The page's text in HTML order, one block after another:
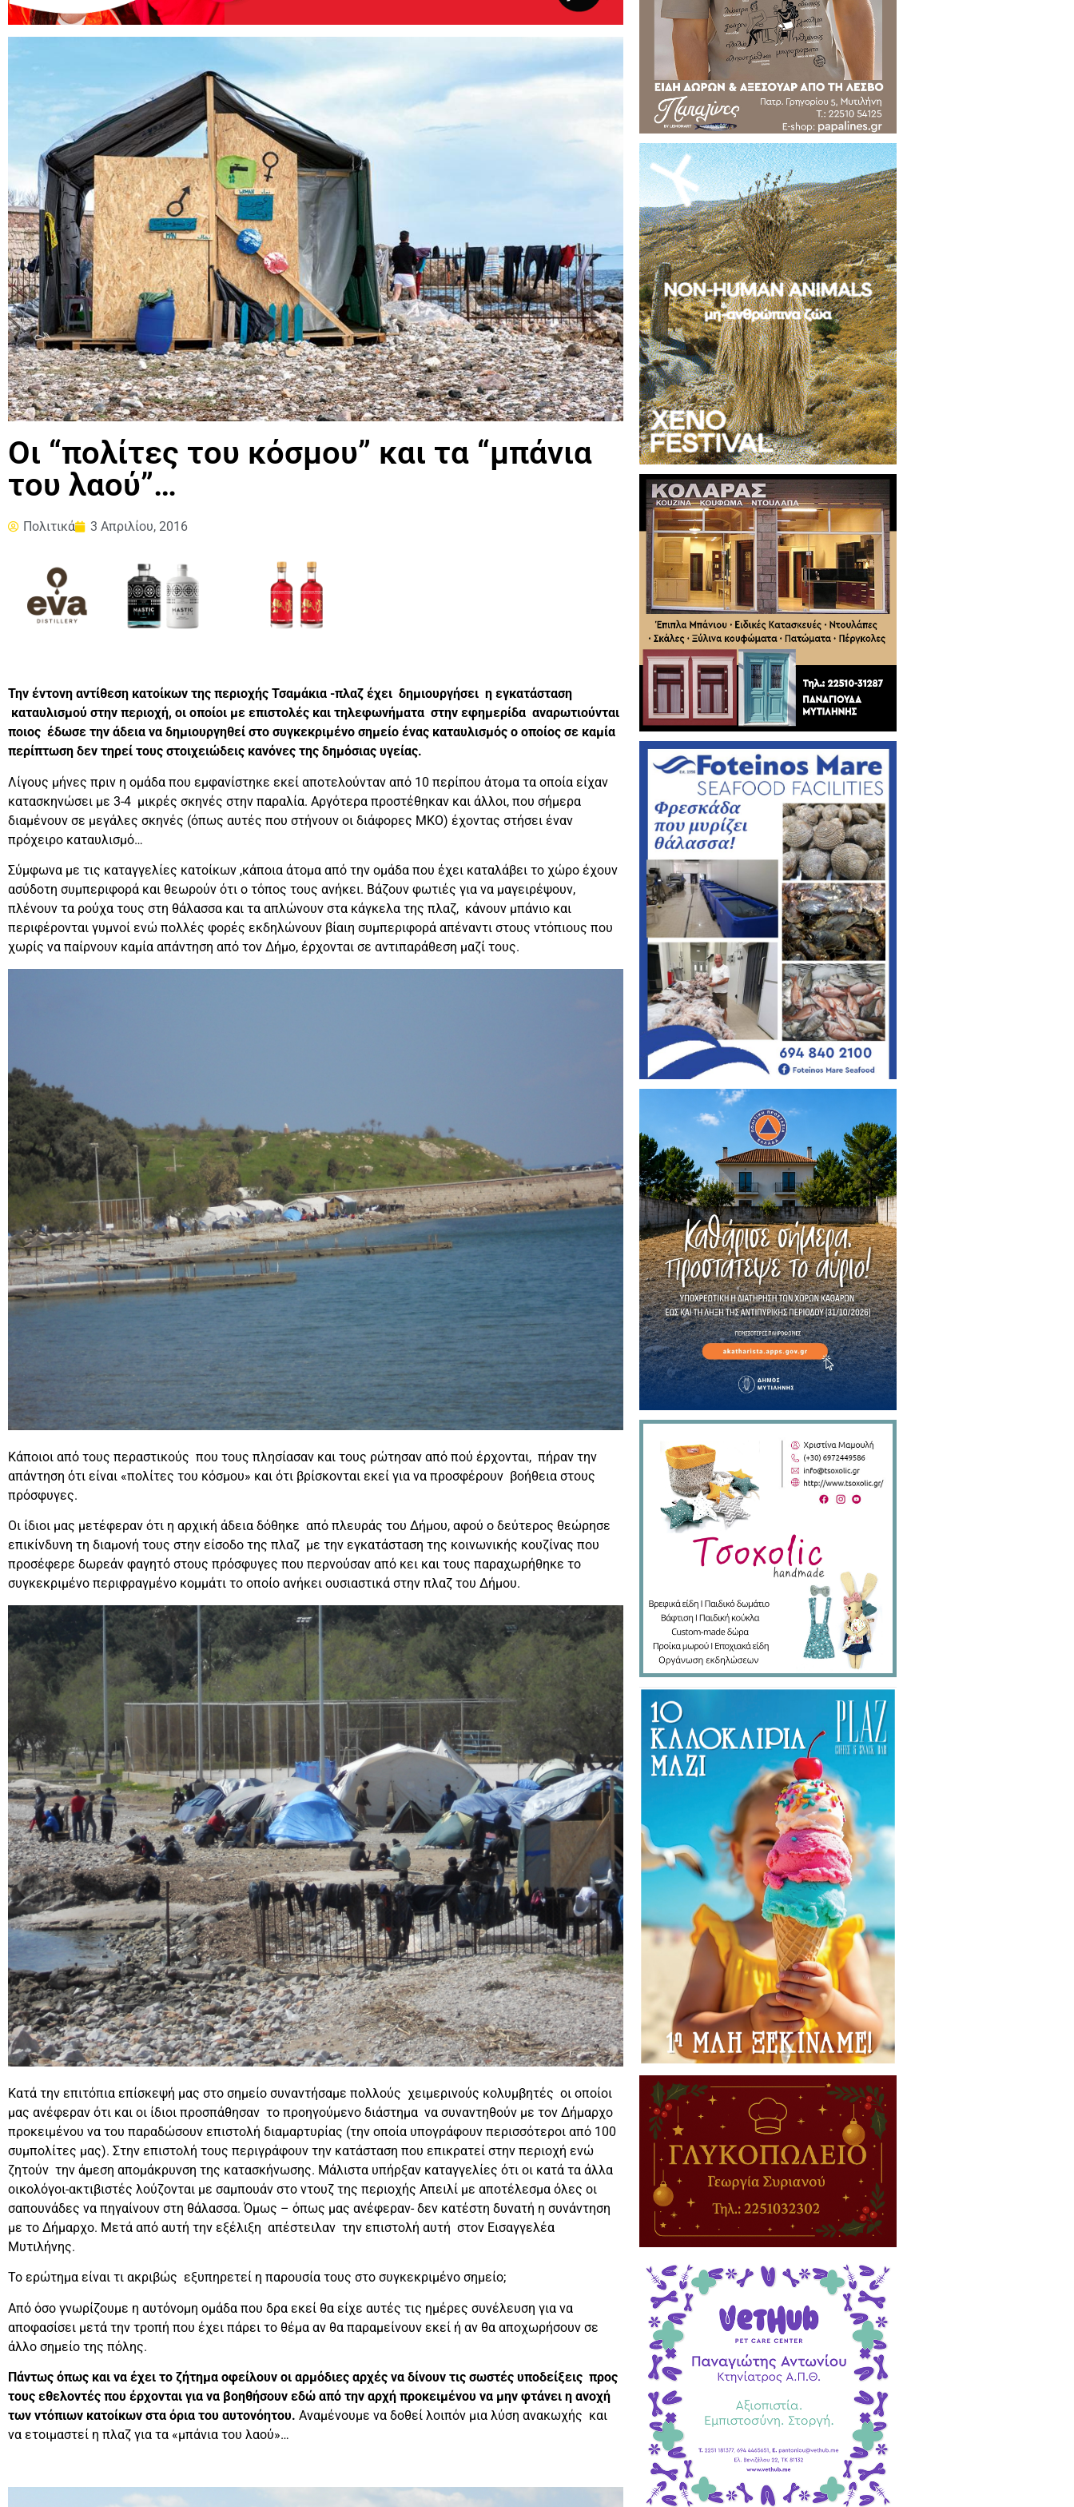
Οι “πολίτες του κόσμου” και τα “μπάνια
του λαού”…
Πολιτικά 3 Απριλίου, 2016
Την έντονη αντίθεση κατοίκων της περιοχής Τσαμάκια -πλαζ έχει δημιουργήσει η εγκατάσταση
καταυλισμού στην περιοχή, οι οποίοι με επιστολές και τηλεφωνήματα στην εφημερίδα αναρωτιούνται
ποιος έδωσε την άδεια να δημιουργηθεί στο συγκεκριμένο σημείο ένας καταυλισμός ο οποίος σε καμία
περίπτωση δεν τηρεί τους στοιχειώδεις κανόνες της δημόσιας υγείας.
Λίγους μήνες πριν η ομάδα που εμφανίστηκε εκεί αποτελούνταν από 10 περίπου άτομα τα οποία είχαν
κατασκηνώσει με 3-4 μικρές σκηνές στην παραλία. Αργότερα προστέθηκαν και άλλοι, που σήμερα
διαμένουν σε μεγάλες σκηνές (όπως αυτές που στήνουν οι διάφορες ΜΚΟ) έχοντας στήσει έναν
πρόχειρο καταυλισμό…
Σύμφωνα με τις καταγγελίες κατοίκων ,κάποια άτομα από την ομάδα που έχει καταλάβει το χώρο έχουν
ασύδοτη συμπεριφορά και θεωρούν ότι ο τόπος τους ανήκει. Βάζουν φωτιές για να μαγειρέψουν,
πλένουν τα ρούχα τους στη θάλασσα και τα απλώνουν στα κάγκελα της πλαζ, κάνουν μπάνιο και
περιφέρονται γυμνοί ενώ πολλές φορές εκδηλώνουν βίαιη συμπεριφορά απέναντι στους ντόπιους που
χωρίς να παίρνουν καμία απάντηση από τον Δήμο, έρχονται σε αντιπαράθεση μαζί τους.
Κάποιοι από τους περαστικούς που τους πλησίασαν και τους ρώτησαν από πού έρχονται, πήραν την
απάντηση ότι είναι «πολίτες του κόσμου» και ότι βρίσκονται εκεί για να προσφέρουν βοήθεια στους
πρόσφυγες.
Οι ίδιοι μας μετέφεραν ότι η αρχική άδεια δόθηκε από πλευράς του Δήμου, αφού ο δεύτερος θεώρησε
επικίνδυνη τη διαμονή τους στην είσοδο της πλαζ με την εγκατάσταση της κοινωνικής κουζίνας που
προσέφερε δωρεάν φαγητό στους πρόσφυγες που περνούσαν από κει και τους παραχωρήθηκε το
συγκεκριμένο περιφραγμένο κομμάτι το οποίο ανήκει ουσιαστικά στην πλαζ του Δήμου.
Κατά την επιτόπια επίσκεψή μας στο σημείο συναντήσαμε πολλούς χειμερινούς κολυμβητές οι οποίοι
μας ανέφεραν ότι και οι ίδιοι προσπάθησαν το προηγούμενο διάστημα να συναντηθούν με τον Δήμαρχο
προκειμένου να του παραδώσουν επιστολή διαμαρτυρίας (την οποία υπογράφουν περισσότεροι από 100
συμπολίτες μας). Στην επιστολή τους περιγράφουν την κατάσταση που επικρατεί στην περιοχή ενώ
ζητούν την άμεση απομάκρυνση της κατασκήνωσης. Μάλιστα υπήρξαν καταγγελίες ότι οι κατά τα άλλα
οικολόγοι-ακτιβιστές λούζονται με σαμπουάν στο ντουζ της περιοχής Απειλί με αποτέλεσμα όλες οι
σαπουνάδες να πηγαίνουν στη θάλασσα. Όμως – όπως μας ανέφεραν- δεν κατέστη δυνατή η συνάντηση
με το Δήμαρχο. Μετά από αυτή την εξέλιξη απέστειλαν την επιστολή αυτή στον Εισαγγελέα
Μυτιλήνης.
Το ερώτημα είναι τι ακριβώς εξυπηρετεί η παρουσία τους στο συγκεκριμένο σημείο;
Από όσο γνωρίζουμε η αυτόνομη ομάδα που δρα εκεί θα είχε αυτές τις ημέρες συνέλευση για να
αποφασίσει μετά την τροπή που έχει πάρει το θέμα αν θα παραμείνουν εκεί ή αν θα αποχωρήσουν σε
άλλο σημείο της πόλης.
Πάντως όπως και να έχει το ζήτημα οφείλουν οι αρμόδιες αρχές να δίνουν τις σωστές υποδείξεις προς
τους εθελοντές που έρχονται για να βοηθήσουν εδώ από την αρχή προκειμένου να μην φτάνει η ανοχή
των ντόπιων κατοίκων στα όρια του αυτονόητου. Αναμένουμε να δοθεί λοιπόν μια λύση ανακωχής και
να ετοιμαστεί η πλαζ για τα «μπάνια του λαού»…